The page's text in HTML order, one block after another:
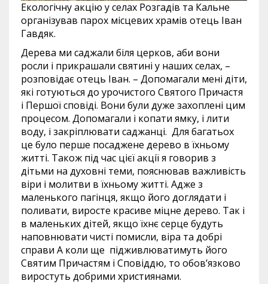
Екологічну акцію у селах Розгадів та Кальне
організував парох місцевих храмів отець Іван
Гавдяк.
Дерева ми саджали біля церков, аби вони
росли і прикрашали святині у наших селах, –
розповідає отець Іван. – Допомагали мені діти,
які готуються до урочистого Святого Причастя
і Першої сповіді. Вони були дуже захоплені цим
процесом. Допомагали і копати ямку, і лити
воду, і закріплювати саджанці. Для багатьох
це було перше посаджене дерево в їхньому
житті. Також під час цієї акції я говорив з
дітьми на духовні теми, пояснював важливість
віри і молитви в їхньому житті. Адже з
маленького пагінця, якщо його доглядати і
поливати, виросте красиве міцне дерево. Так і
в маленьких дітей, якщо їхнє серце будуть
наповнювати чисті помисли, віра та добрі
справи А коли ще підживлюватимуть його
Святим Причастям і Сповіддю, то обов’язково
виростуть добрими християнами.